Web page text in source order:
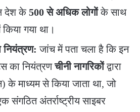
देश के500 से अधिक लोगोंके साथ
गया था।
नियंत्रण: जांच में पता चला है कि इन
का नियंत्रणचीनी नागरिकोंद्वारा
के माध्यम से किया जाता था, जो
संगठित अंतर्राष्ट्रीय साइबर